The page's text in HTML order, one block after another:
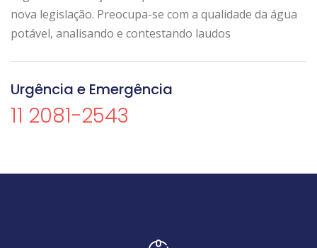
nova legislação. Preocupa-se com a qualidade da água
potável, analisando e contestando laudos
Urgência e Emergência
11 2081-2543